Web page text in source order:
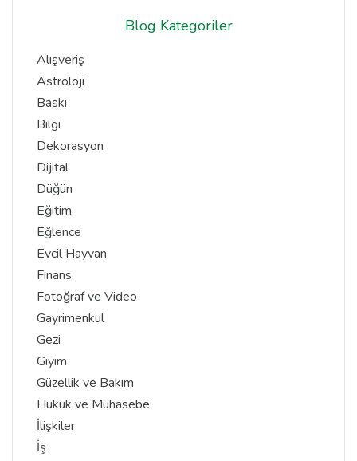
Blog Kategoriler
Alışveriş
Astroloji
Baskı
Bilgi
Dekorasyon
Dijital
Düğün
Eğitim
Eğlence
Evcil Hayvan
Finans
Fotoğraf ve Video
Gayrimenkul
Gezi
Giyim
Güzellik ve Bakım
Hukuk ve Muhasebe
İlişkiler
İş